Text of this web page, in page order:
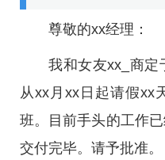
尊敬的xx经理：
我和女友xx_商定
从xx月xx日起请假xx
班。目前手头的工作
交付完毕。请予批准。